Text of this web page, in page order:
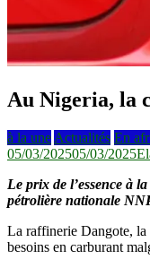
Au Nigeria, la
à la une Actualités En
05/03/202505/03/2025
Le prix de l’essence à
pétrolière nationale
La raffinerie Dangote, la
besoins en carburant